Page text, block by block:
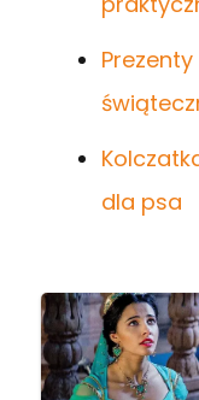
dla psa